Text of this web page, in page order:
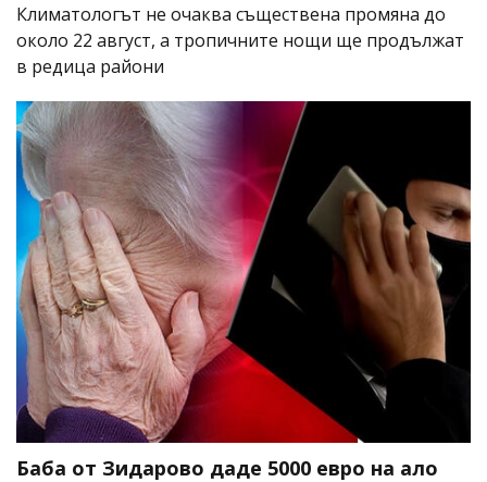
Климатологът не очаква съществена промяна до
около 22 август, а тропичните нощи ще продължат
в редица райони
Баба от Зидарово даде 5000 евро на ало